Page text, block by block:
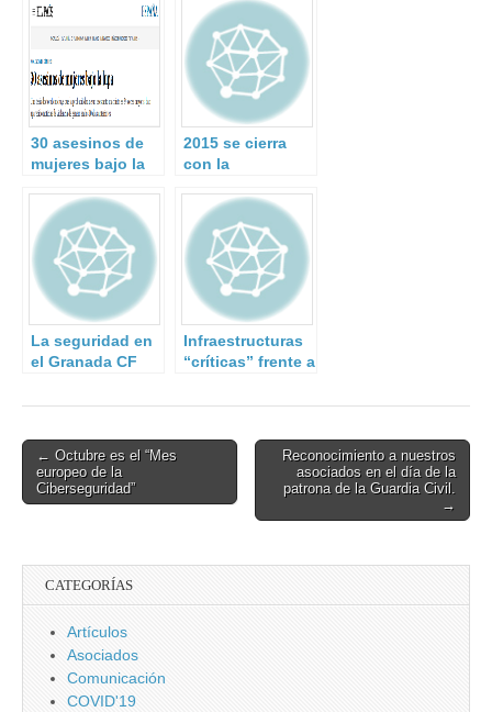
30 asesinos de
mujeres bajo la
2015 se cierra
con la
de 274 grupos de
crimen
organizado.
La seguridad en
el Granada CF
Entrevista a José
Seguridad.
Infraestructuras
“críticas” frente a
extremos
Post
navigation
← Octubre es el “Mes
europeo de la
Ciberseguridad”
Reconocimiento a nuestros
asociados en el día de la
patrona de la Guardia Civil.
→
CATEGORÍAS
Artículos
Asociados
Comunicación
COVID'19